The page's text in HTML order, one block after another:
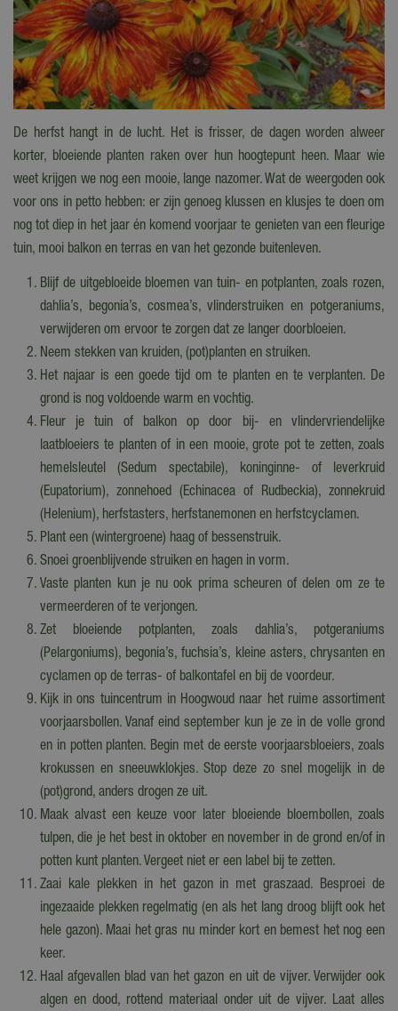
De herfst hangt in de lucht. Het is frisser, de dagen worden alweer
korter, bloeiende planten raken over hun hoogtepunt heen. Maar wie
weet krijgen we nog een mooie, lange nazomer. Wat de weergoden ook
voor ons in petto hebben: er zijn genoeg klussen en klusjes te doen om
nog tot diep in het jaar én komend voorjaar te genieten van een fleurige
tuin, mooi balkon en terras en van het gezonde buitenleven.
Blijf de uitgebloeide bloemen van tuin- en potplanten, zoals rozen,
dahlia’s, begonia’s, cosmea’s, vlinderstruiken en potgeraniums,
verwijderen om ervoor te zorgen dat ze langer doorbloeien.
Neem stekken van kruiden, (pot)planten en struiken.
Het najaar is een goede tijd om te planten en te verplanten. De
grond is nog voldoende warm en vochtig.
Fleur je tuin of balkon op door bij- en vlindervriendelijke
laatbloeiers te planten of in een mooie, grote pot te zetten, zoals
hemelsleutel (Sedum spectabile), koninginne- of leverkruid
(Eupatorium), zonnehoed (Echinacea of Rudbeckia), zonnekruid
(Helenium), herfstasters, herfstanemonen en herfstcyclamen.
Plant een (wintergroene) haag of bessenstruik.
Snoei groenblijvende struiken en hagen in vorm.
Vaste planten kun je nu ook prima scheuren of delen om ze te
vermeerderen of te verjongen.
Zet bloeiende potplanten, zoals dahlia’s, potgeraniums
(Pelargoniums), begonia’s, fuchsia’s, kleine asters, chrysanten en
cyclamen op de terras- of balkontafel en bij de voordeur.
Kijk in ons tuincentrum in Hoogwoud naar het ruime assortiment
voorjaarsbollen. Vanaf eind september kun je ze in de volle grond
en in potten planten. Begin met de eerste voorjaarsbloeiers, zoals
krokussen en sneeuwklokjes. Stop deze zo snel mogelijk in de
(pot)grond, anders drogen ze uit.
Maak alvast een keuze voor later bloeiende bloembollen, zoals
tulpen, die je het best in oktober en november in de grond en/of in
potten kunt planten. Vergeet niet er een label bij te zetten.
Zaai kale plekken in het gazon in met graszaad. Besproei de
ingezaaide plekken regelmatig (en als het lang droog blijft ook het
hele gazon). Maai het gras nu minder kort en bemest het nog een
keer.
Haal afgevallen blad van het gazon en uit de vijver. Verwijder ook
algen en dood, rottend materiaal onder uit de vijver. Laat alles